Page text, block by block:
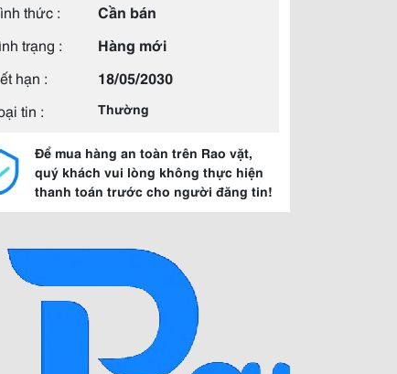
thức :
Cần bán
trạng :
Hàng mới
hạn :
18/05/2030
tin :
Thường
Để mua hàng an toàn trên Rao vặt,
quý khách vui lòng không thực hiện
thanh toán trước cho người đăng tin!